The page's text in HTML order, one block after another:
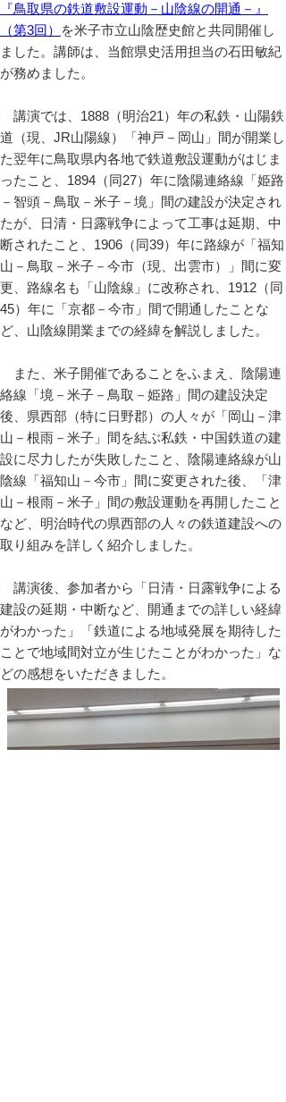
『鳥取県の鉄道敷設運動－山陰線の開通－』
（第3回）
を米子市立山陰歴史館と共同開催し
ました。講師は、当館県史活用担当の石田敏紀
が務めました。
講演では、1888（明治21）年の私鉄・山陽鉄
道（現、JR山陽線）「神戸－岡山」間が開業し
た翌年に鳥取県内各地で鉄道敷設運動がはじま
ったこと、1894（同27）年に陰陽連絡線「姫路
－智頭－鳥取－米子－境」間の建設が決定され
たが、日清・日露戦争によって工事は延期、中
断されたこと、1906（同39）年に路線が「福知
山－鳥取－米子－今市（現、出雲市）」間に変
更、路線名も「山陰線」に改称され、1912（同
45）年に「京都－今市」間で開通したことな
ど、山陰線開業までの経緯を解説しました。
また、米子開催であることをふまえ、陰陽連
絡線「境－米子－鳥取－姫路」間の建設決定
後、県西部（特に日野郡）の人々が「岡山－津
山－根雨－米子」間を結ぶ私鉄・中国鉄道の建
設に尽力したが失敗したこと、陰陽連絡線が山
陰線「福知山－今市」間に変更された後、「津
山－根雨－米子」間の敷設運動を再開したこと
など、明治時代の県西部の人々の鉄道建設への
取り組みを詳しく紹介しました。
講演後、参加者から「日清・日露戦争による
建設の延期・中断など、開通までの詳しい経緯
がわかった」「鉄道による地域発展を期待した
ことで地域間対立が生じたことがわかった」な
どの感想をいただきました。